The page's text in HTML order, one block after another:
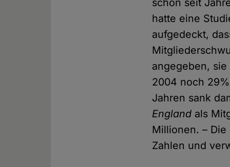
schon seit
hatte eine
aufgedeckt,
angegeben,
2004 noch
Jahren sank
England als
Millionen. – Die
Zahlen und